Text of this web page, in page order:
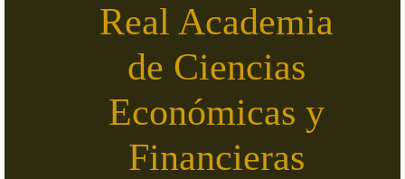
Real Academia
de Ciencias
Económicas y
Financieras